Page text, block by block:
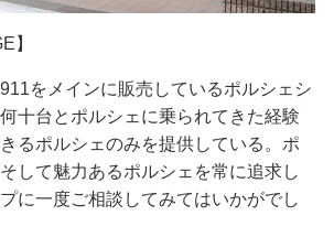
】
をメインに販売しているポルシェシ
十台とポルシェに乗られてきた経験
るポルシェのみを提供している。ポ
して魅力あるポルシェを常に追求し
に一度ご相談してみてはいかがでし